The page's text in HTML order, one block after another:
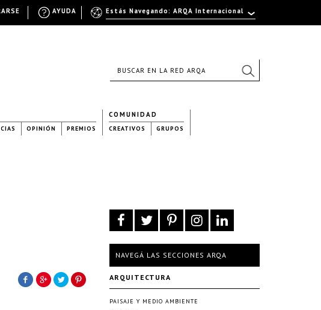
OPINIÓN PREMIOS
COMUNIDAD
CREATIVOS GRUPOS
NAVEGÁ LAS SECCIONES ARQA
ARQUITECTURA
PAISAJE Y MEDIO AMBIENTE
Estás Navegando: ARQA Internacional
AYUDA